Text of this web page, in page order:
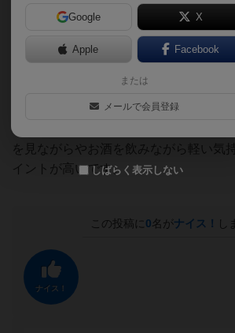
サイコロを振るのが好きなので、たく
リードしてたのに止め時が分からなく
サイコロを降るだけなのでながらプレ
を見ながらやお酒を飲みながら軽い気
イントが高いです。
この投稿に 0名がナイス！ し
ナイス！
Google X
Apple Facebook
または
メールで会員登録
しばらく表示しない